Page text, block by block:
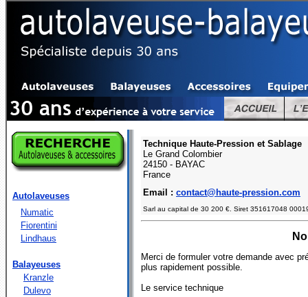
Autolaveuses
Numatic
Fiorentini
Lindhaus
Balayeuses
Kranzle
Dulevo
Technique Haute-Pression et Sablage
Le Grand Colombier
24150 - BAYAC
France
Email : contact@haute-pression.com
Sarl au capital de 30 200 €. Siret 351617048
Merci de formuler votre demande avec
plus rapidement possible.
Le service technique